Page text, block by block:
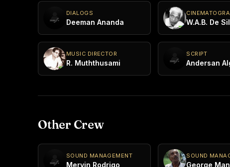
DIALOGS
Deeman Ananda W.A.B. De
MUSIC DIRECTOR
R. Muththusami
SCRIPT
Andersan
Other Crew
SOUND MANAGEMENT
Mervin Rodrigo
SOUND
George